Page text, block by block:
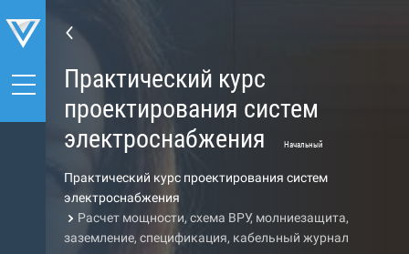
Практический курс
проектирования систем
электроснабжения
Начальный
Практический курс проектирования систем
электроснабжения
Расчет мощности, схема ВРУ, молниезащита,
заземление, спецификация, кабельный журнал